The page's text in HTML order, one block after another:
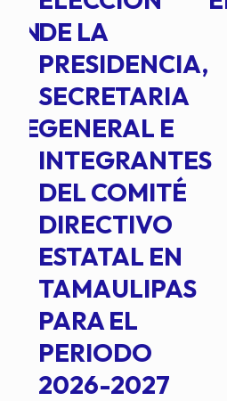
DE LA
PRESIDENCIA,
SECRETARIA
GENERAL E
INTEGRANTES
DEL COMITÉ
DIRECTIVO
ESTATAL EN
TAMAULIPAS
PARA EL
PERIODO
2026-2027